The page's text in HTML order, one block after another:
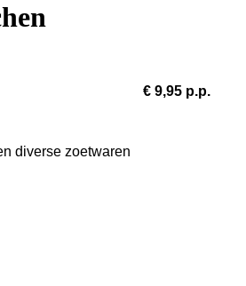
vaart € 9,95 p.p.
diverse zoetwaren